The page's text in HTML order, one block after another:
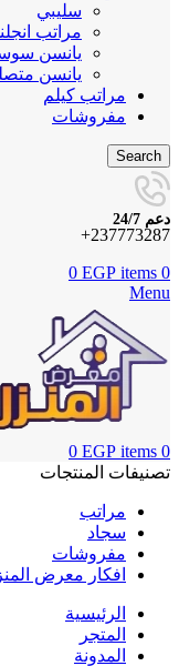
سليبي
مراتب
يانسن
يانسن
مراتب كيلم
مفروشات
Search
دعم 24/7
237773287+
0
items
0 EGP
Menu
0
items
0 EGP
تصنيفات المنتجات
مراتب
سجاد
مفروشات
افكار معرض
الرئيسية
المتجر
المدونة